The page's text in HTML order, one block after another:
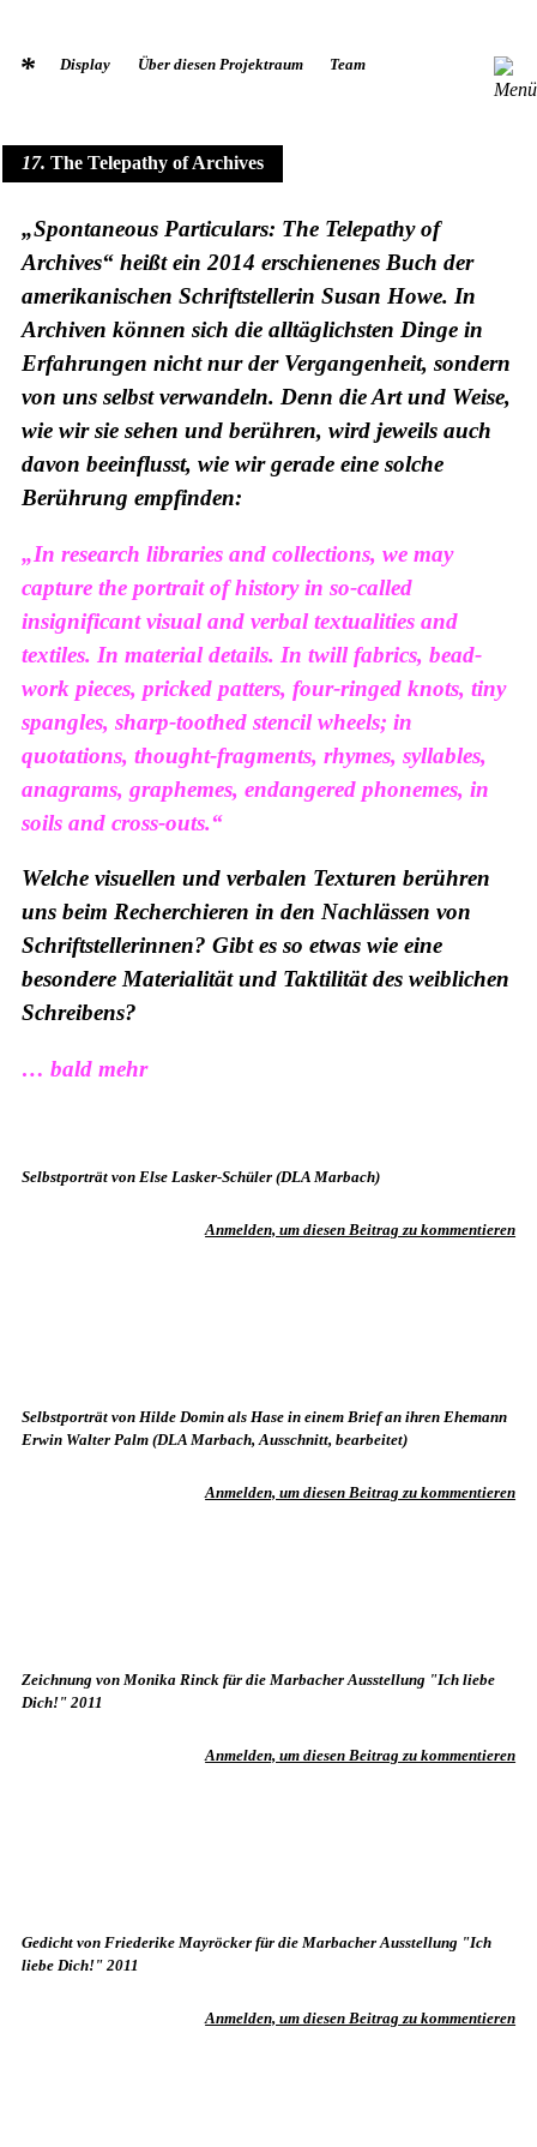
* Display Über diesen Projektraum Team
17 The Telepathy of Archives
„Spontaneous Particulars: The Telepathy of
Archives“ heißt ein 2014 erschienenes Buch der
amerikanischen Schriftstellerin Susan Howe. In
Archiven können sich die alltäglichsten Dinge in
Erfahrungen nicht nur der Vergangenheit, sondern
von uns selbst verwandeln. Denn die Art und Weise,
wie wir sie sehen und berühren, wird jeweils auch
davon beeinflusst, wie wir gerade eine solche
Berührung empfinden:
„In research libraries and collections, we may
capture the portrait of history in so-called
insignificant visual and verbal textualities and
textiles. In material details. In twill fabrics, bead-
work pieces, pricked patters, four-ringed knots, tiny
spangles, sharp-toothed stencil wheels; in
quotations, thought-fragments, rhymes, syllables,
anagrams, graphemes, endangered phonemes, in
soils and cross-outs.“
Welche visuellen und verbalen Texturen berühren
uns beim Recherchieren in den Nachlässen von
Schriftstellerinnen? Gibt es so etwas wie eine
besondere Materialität und Taktilität des weiblichen
Schreibens?
… bald mehr
Selbstporträt von Else Lasker-Schüler (DLA Marbach)
Anmelden, um diesen Beitrag zu kommentieren
Selbstporträt von Hilde Domin als Hase in einem Brief an ihren Ehemann
Erwin Walter Palm (DLA Marbach, Ausschnitt, bearbeitet)
Anmelden, um diesen Beitrag zu kommentieren
Zeichnung von Monika Rinck für die Marbacher Ausstellung "Ich liebe
Dich!" 2011
Anmelden, um diesen Beitrag zu kommentieren
Gedicht von Friederike Mayröcker für die Marbacher Ausstellung "Ich
liebe Dich!" 2011
Anmelden, um diesen Beitrag zu kommentieren